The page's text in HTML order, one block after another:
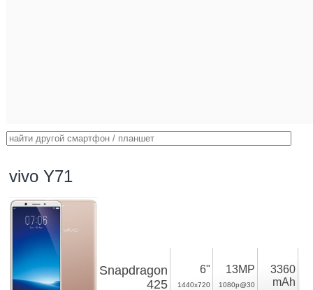
vivo Y71
Snapdragon
425
6"
1440x720
13MP
1080p@30
3360
mAh